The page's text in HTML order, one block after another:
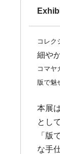
コレク
細や
コマヤ
版で魅
本展
とし
「版
な手